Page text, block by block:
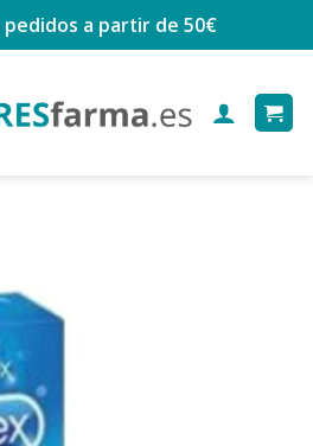
pedidos a partir de 50€